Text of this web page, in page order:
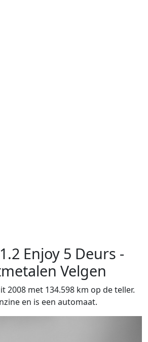
1.2 Enjoy 5 Deurs -
Velgen
2008 met 134.598 km op de teller.
en is een automaat.